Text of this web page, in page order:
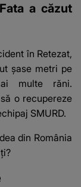
a căzut
în Retezat,
şase metri pe
multe răni.
o recupereze
SMURD.
din România